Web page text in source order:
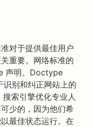
对于提供最佳用户
重要。网络标准的
声明。Doctype
别和纠正网站上的
索引擎优化专业人
少的，因为他们希
最佳状态运行。在